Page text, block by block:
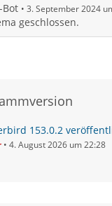
Bot 3. September 2024
geschlossen.
153.0.2
4. August 2026 um 22:28